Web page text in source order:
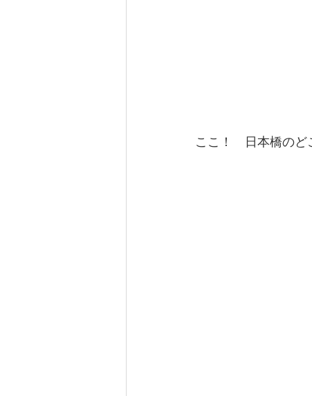
ここ！　日本橋のど